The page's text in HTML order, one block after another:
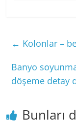
← Kolonlar –
Banyo
döşeme detay
Bunları